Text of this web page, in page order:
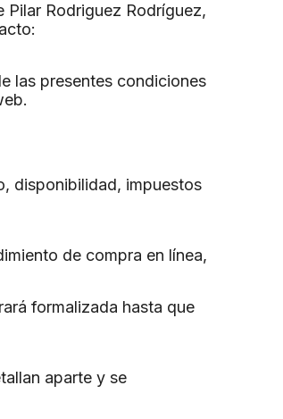
Rodriguez Rodríguez,
las presentes condiciones
disponibilidad, impuestos
de compra en línea,
formalizada hasta que
aparte y se